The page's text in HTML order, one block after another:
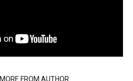
MORE FROM AUTHOR